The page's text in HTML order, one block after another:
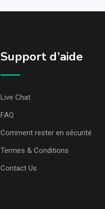
Support d’aide
Live Chat
FAQ
Comment rester en sécurité
Termes & Conditions
Contact Us